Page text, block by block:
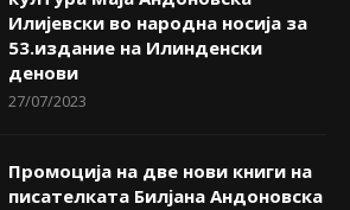
Илијевски во народна носија за
53.издание на Илинденски
денови
27/07/2023
Промоција на две нови книги на
писателката Билјана Андоновска